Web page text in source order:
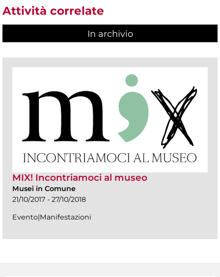
Attività correlate
In archivio
MIX! Incontriamoci al museo
Musei in Comune
21/10/2017 - 27/10/2018
Evento|Manifestazioni